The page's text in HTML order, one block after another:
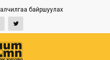
байршуулах